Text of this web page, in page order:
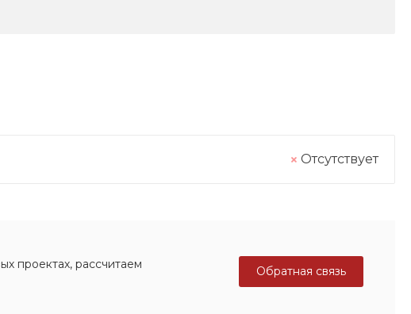
Отсутствует
проектах, рассчитаем
Обратная связь